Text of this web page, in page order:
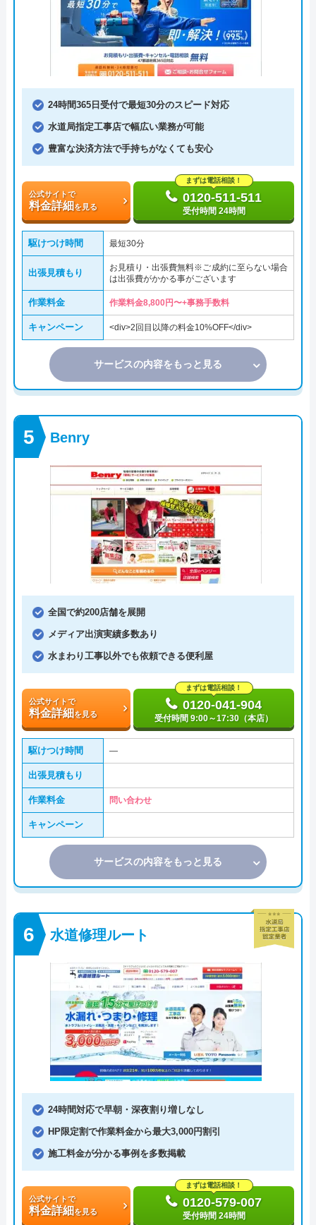
24時間365日受付で最短30分のスピード対応
水道局指定工事店で幅広い業務が可能
豊富な決済方法で手持ちがなくても安心
公式サイトで
料金詳細を見る
まずは電話相談！
0120-511-511
受付時間 24時間
駆けつけ時間 最短30分
出張見積もり
お見積り・出張費無料※ご成約に至らない場合
は出張費がかかる事がございます
作業料金 作業料金8,800円〜+事務手数料
キャンペーン <div>2回目以降の料金10%OFF</div>
サービスの内容をもっと見る
Benry
全国で約200店舗を展開
メディア出演実績多数あり
水まわり工事以外でも依頼できる便利屋
公式サイトで
料金詳細を見る
まずは電話相談！
0120-041-904
受付時間 9:00～17:30（本店）
駆けつけ時間 ―
出張見積もり
作業料金 問い合わせ
キャンペーン
サービスの内容をもっと見る
水道修理ルート
24時間対応で早朝・深夜割り増しなし
HP限定割で作業料金から最大3,000円割引
施工料金が分かる事例を多数掲載
公式サイトで
料金詳細を見る
まずは電話相談！
0120-579-007
受付時間 24時間